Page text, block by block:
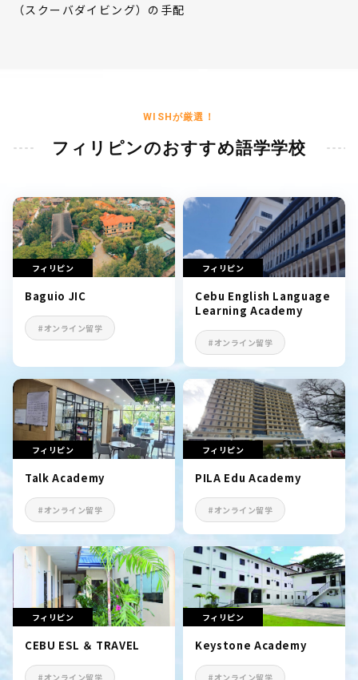
（スクーバダイビング）の手配
WISHが厳選！
フィリピンのおすすめ語学学校
フィリピン
Baguio JIC
#オンライン留学
フィリピン
Cebu English Language
Learning Academy
#オンライン留学
フィリピン
Talk Academy
#オンライン留学
フィリピン
PILA Edu Academy
#オンライン留学
フィリピン
CEBU ESL ＆ TRAVEL
#オンライン留学
フィリピン
Keystone Academy
#オンライン留学